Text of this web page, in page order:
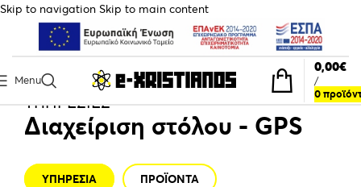
Skip to navigation Skip to main content
Menu
0
/
0,00€
ΥΠΗΡΕΣΙΕΣ
Διαχείριση στόλου - GPS
ΥΠΗΡΕΣΙΑ ΠΡΟΪΟΝΤΑ